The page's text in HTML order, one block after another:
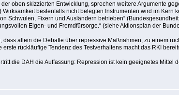
oben skizzierten Entwicklung, sprechen weitere Argumente
bestenfalls nicht belegten Instrumenten wird im
Schwulen, Fixern und Ausländern betrieben“
Eigen- und Fremdfürsorge.“ (siehe Aktionsplan der
dass allein die Debatte über repressive Maßnahmen, zu einem
erste rückläufige Tendenz des Testverhaltens macht das RKI
die DAH die Auffassung: Repression ist kein geeignetes Mittel